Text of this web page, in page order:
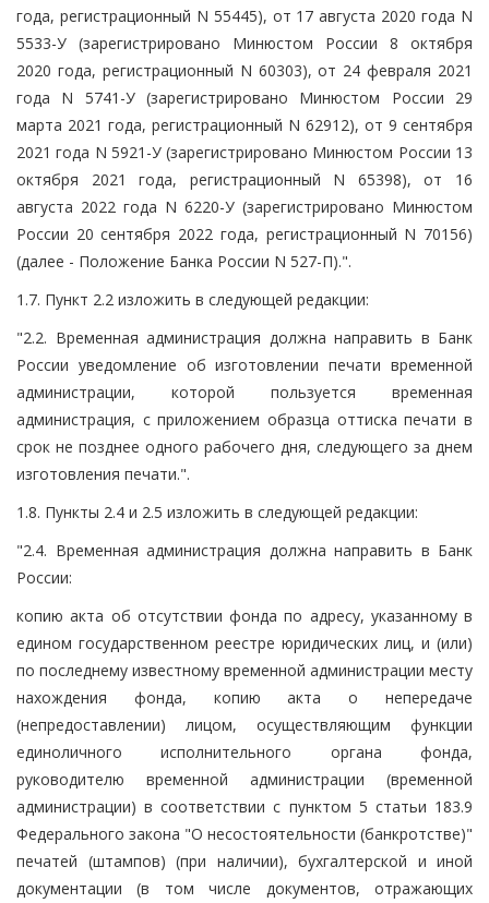
года, регистрационный N 55445), от 17 августа 2020 года N
5533-У (зарегистрировано Минюстом России 8 октября
2020 года, регистрационный N 60303), от 24 февраля 2021
года N 5741-У (зарегистрировано Минюстом России 29
марта 2021 года, регистрационный N 62912), от 9 сентября
2021 года N 5921-У (зарегистрировано Минюстом России 13
октября 2021 года, регистрационный N 65398), от 16
августа 2022 года N 6220-У (зарегистрировано Минюстом
России 20 сентября 2022 года, регистрационный N 70156)
(далее - Положение Банка России N 527-П).".
1.7. Пункт 2.2 изложить в следующей редакции:
"2.2. Временная администрация должна направить в Банк
России уведомление об изготовлении печати временной
администрации, которой пользуется временная
администрация, с приложением образца оттиска печати в
срок не позднее одного рабочего дня, следующего за днем
изготовления печати.".
1.8. Пункты 2.4 и 2.5 изложить в следующей редакции:
"2.4. Временная администрация должна направить в Банк
России:
копию акта об отсутствии фонда по адресу, указанному в
едином государственном реестре юридических лиц, и (или)
по последнему известному временной администрации месту
нахождения фонда, копию акта о непередаче
(непредоставлении) лицом, осуществляющим функции
единоличного исполнительного органа фонда,
руководителю временной администрации (временной
администрации) в соответствии с пунктом 5 статьи 183.9
Федерального закона "О несостоятельности (банкротстве)"
печатей (штампов) (при наличии), бухгалтерской и иной
документации (в том числе документов, отражающих